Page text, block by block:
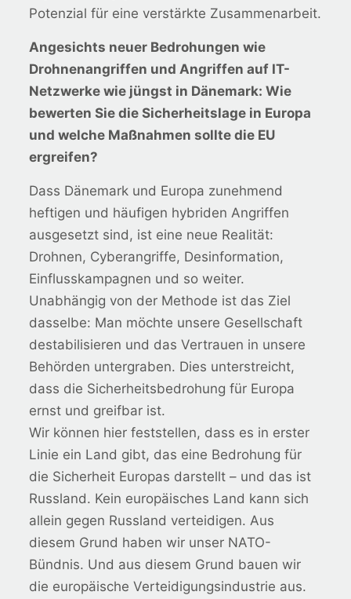
Potenzial für eine verstärkte Zusammenarbeit.
Angesichts neuer Bedrohungen wie
Drohnenangriffen und Angriffen auf IT-
Netzwerke wie jüngst in Dänemark: Wie
bewerten Sie die Sicherheitslage in Europa
und welche Maßnahmen sollte die EU
ergreifen?
Dass Dänemark und Europa zunehmend
heftigen und häufigen hybriden Angriffen
ausgesetzt sind, ist eine neue Realität:
Drohnen, Cyberangriffe, Desinformation,
Einflusskampagnen und so weiter.
Unabhängig von der Methode ist das Ziel
dasselbe: Man möchte unsere Gesellschaft
destabilisieren und das Vertrauen in unsere
Behörden untergraben. Dies unterstreicht,
dass die Sicherheitsbedrohung für Europa
ernst und greifbar ist.
Wir können hier feststellen, dass es in erster
Linie ein Land gibt, das eine Bedrohung für
die Sicherheit Europas darstellt – und das ist
Russland. Kein europäisches Land kann sich
allein gegen Russland verteidigen. Aus
diesem Grund haben wir unser NATO-
Bündnis. Und aus diesem Grund bauen wir
die europäische Verteidigungsindustrie aus.